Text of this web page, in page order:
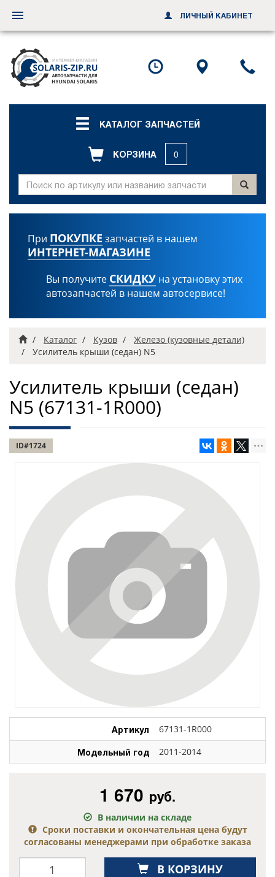
КАТАЛОГ ЗАПЧАСТЕЙ
КОРЗИНА 0
При ПОКУПКЕ запчастей в нашем
ИНТЕРНЕТ-МАГАЗИНЕ
Вы получите СКИДКУ на установку этих
автозапчастей в нашем автосервисе!
ГлавнаяКаталог Кузов
Железо (кузовные детали)
Усилитель крыши (седан) N5
Усилитель крыши (седан)
N5 (67131-1R000)
ID#1724
Артикул 67131-1R000
Модельный год 2011-2014
1 670 руб.
В наличии на складе
Сроки поставки и окончательная цена будут
согласованы менеджерами при обработке заказа
В КОРЗИНУ
Переключить
навигацию
ЛИЧНЫЙ КАБИНЕТ
Посмотреть
график схему